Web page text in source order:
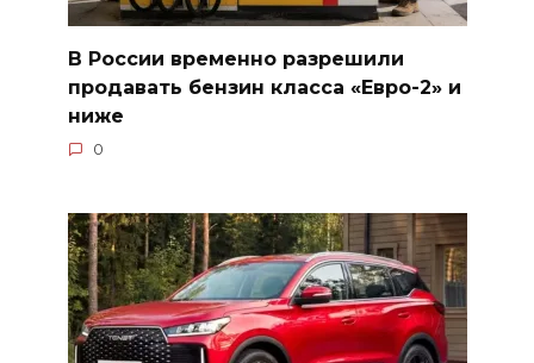
В России временно разрешили
продавать бензин класса «Евро-2» и
ниже
0